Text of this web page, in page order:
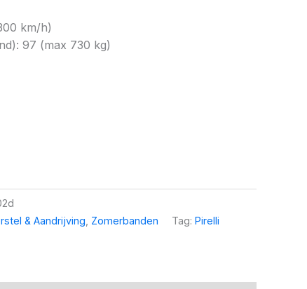
km/h)
97 (max 730 kg)
& Aandrijving Zomerbanden Tag: Pirelli